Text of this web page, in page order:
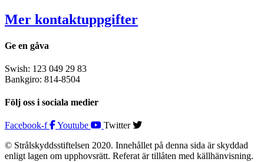
Mer kontaktuppgifter
Ge en gåva
Swish: 123 049 29 83
Bankgiro: 814-8504
Följ oss i sociala medier
Facebook-f Youtube
Twitter
© Strålskyddsstiftelsen 2020. Innehållet på denna sida är skyddad
enligt lagen om upphovsrätt. Referat är tillåten med källhänvisning.